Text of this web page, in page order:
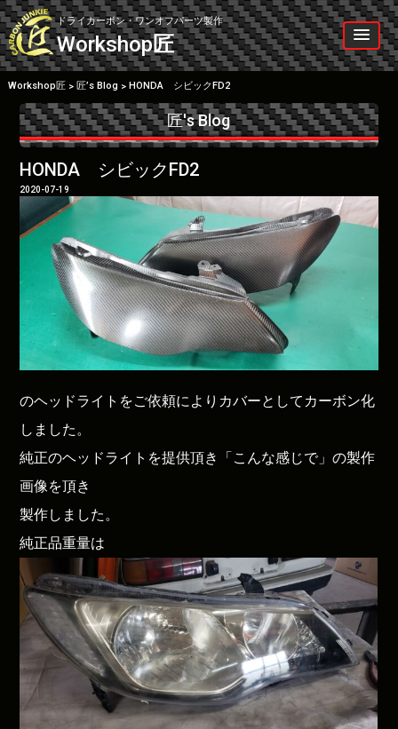
Skip
to
content
ドライカーボン・ワンオフパーツ製作
Workshop匠
Workshop匠> 匠’s Blog > HONDA シビックFD2
匠's Blog
HONDA シビックFD2
2020-07-19
のヘッドライトをご依頼によりカバーとしてカーボン化
しました。
純正のヘッドライトを提供頂き「こんな感じで」の製作
画像を頂き
製作しました。
純正品重量は